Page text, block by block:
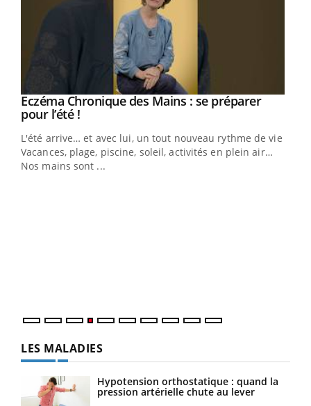
Youtube
Eczéma Chronique des Mains : se préparer
pour l’été !Youtube
L'été arrive… et avec lui, un tout nouveau rythme de vie !
Vacances, plage, piscine, soleil, activités en plein air…
Nos mains sont ...
LES MALADIES
Hypotension orthostatique : quand la
pression artérielle chute au lever